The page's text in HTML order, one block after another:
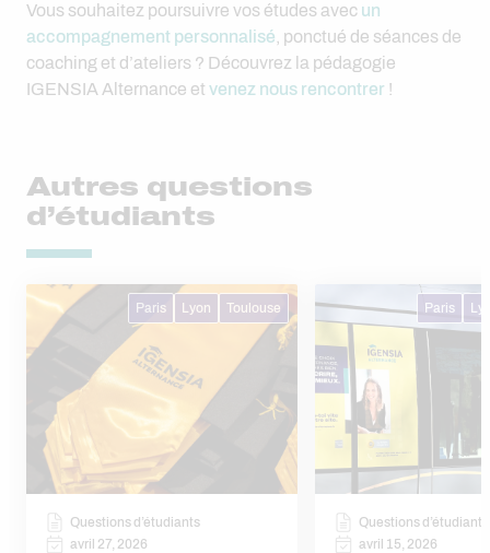
Vous souhaitez poursuivre vos études avec un
accompagnement personnalisé , ponctué de séances de
coaching et d’ateliers ? Découvrez la pédagogie
IGENSIA Alternance et venez nous rencontrer !
Autres questions
d’étudiants
Paris Lyon Toulouse
Questions d’étudiants
avril 27, 2026
Paris
Questions d’étudiants
avril 15, 2026